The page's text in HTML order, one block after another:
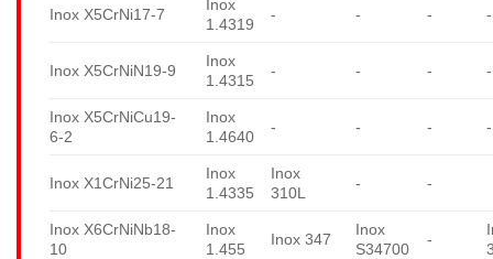
Inox X5CrNi17-7
Inox
1.4319
- - - -
Inox X5CrNiN19-9
Inox
1.4315
- - - -
Inox X5CrNiCu19-
6-2
Inox
1.4640
- - - -
Inox X1CrNi25-21
Inox
1.4335
Inox
310L
- -
Inox X6CrNiNb18-
10
Inox
1.455
Inox 347
Inox
S34700
-